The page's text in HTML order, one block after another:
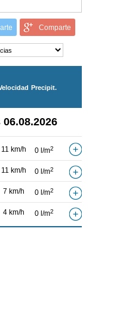
Comparte
Precipit.
06.08.2026
11 km/h 0 l/m2
11 km/h 0 l/m2
7 km/h 0 l/m2
4 km/h 0 l/m2